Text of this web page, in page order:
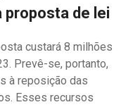
proposta de lei
custará 8 milhões
Prevê-se, portanto,
à reposição das
Esses recursos